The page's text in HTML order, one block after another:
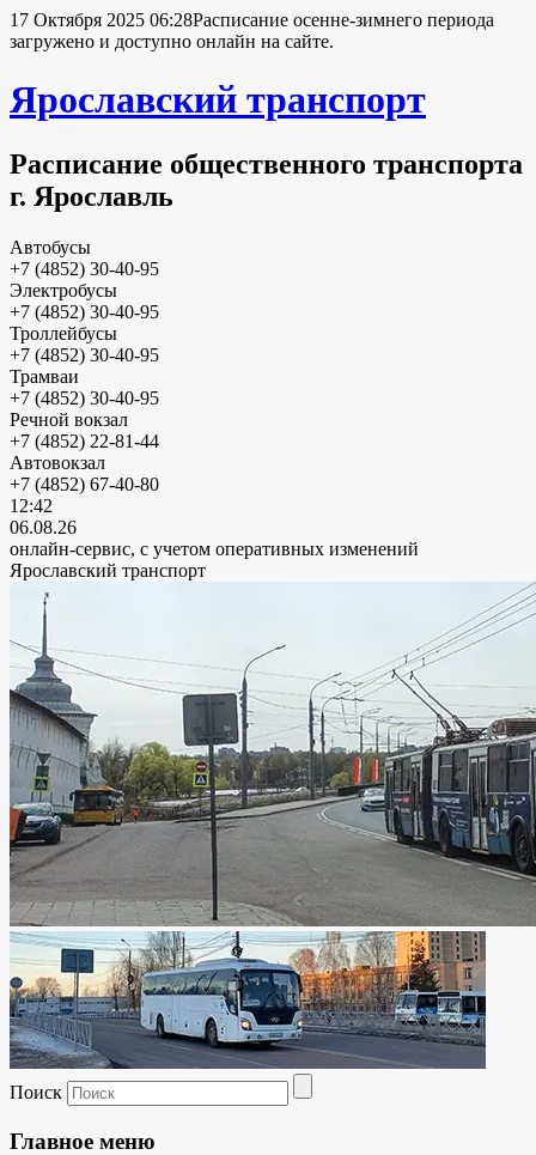
17 Октября 2025 06:28Расписание осенне-зимнего периода
загружено и доступно онлайн на сайте.
Ярославский транспорт
Расписание общественного транспорта
г. Ярославль
Автобусы
+7 (4852) 30-40-95
Электробусы
+7 (4852) 30-40-95
Троллейбусы
+7 (4852) 30-40-95
Трамваи
+7 (4852) 30-40-95
Речной вокзал
+7 (4852) 22-81-44
Автовокзал
+7 (4852) 67-40-80
12:42
06.08.26
онлайн-сервис, с учетом оперативных изменений
Ярославский транспорт
Поиск
Главное меню